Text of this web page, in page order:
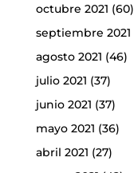
octubre 2021 (60)
septiembre 2021
agosto 2021 (46)
julio 2021 (37)
junio 2021 (37)
mayo 2021 (36)
abril 2021 (27)